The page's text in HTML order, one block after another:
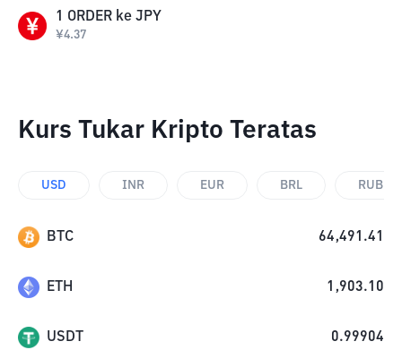
1 ORDER ke JPY
¥4.37
Kurs Tukar Kripto Teratas
USD INR EUR BRL RUB
BTC 64,491.41
ETH 1,903.10
USDT 0.99904